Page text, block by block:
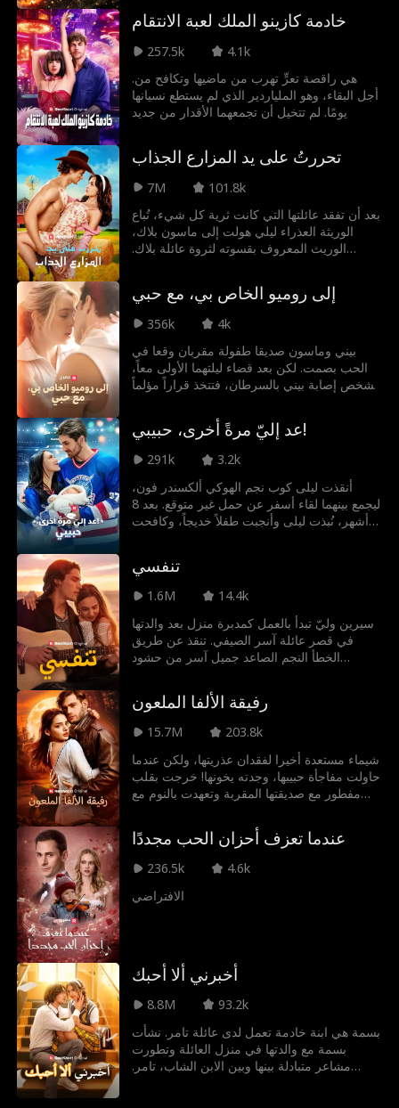
الشرارات بينها وبين فريد كاظم، الشاب الأعمى
الذي يتمتع بجاذبية ساحرة. عندما تكتشف اللعنة
التي تحرمه من بصره، يتفقان على صفقة: إذا
تمكنت من علاجه واستعادة بصره، فسيفعل أي
شيء تطلبه. لكن أروى ستواجه صدمة ثقافية في
حياتها عندما تتعلم أن "النوم معًا" لا يعني ما كانت
تظنه
خادمة كازينو الملك لعبة الانتقام
257.5k
4.1k
.هي راقصة تعرٍّ تهرب من ماضيها وتكافح من
أجل البقاء، وهو الملياردير الذي لم يستطع نسيانها
يومًا. لم تتخيل أن تجمعهما الأقدار من جديد
تحررتُ على يد المزارع الجذاب
7M
101.8k
بعد أن تفقد عائلتها التي كانت ثرية كل شيء، تُباع
الوريثة العذراء ليلي هولت إلى ماسون بلاك،
الوريث المعروف بقسوته لثروة عائلة بلاك.
ماسون في ليلة زواجهما المزيف لتصطدم بكال
فوستر، مزارع لطيف وجذاب يقع في حبها من
النظرة الأولى. لكن عندما يكتشف كال أن الرجل
الذي تهرب منه ليلي هو مالك الأرض وغريمه
القديم، يقرر المخاطرة بحياته ومصدر رزقه
لحمايتها.
إلى روميو الخاص بي، مع حبي
356k
4k
بيني وماسون صديقا طفولة مقربان وقعا في
الحب بصمت. لكن بعد قضاء ليلتهما الأولى معاً،
تُشخص إصابة بيني بالسرطان، فتتخذ قراراً مؤلماً
عد إليّ مرةً أخرى، حبيبي!
291k
3.2k
أنقذت ليلى كوب نجم الهوكي ألكسندر فون،
ليجمع بينهما لقاء أسفر عن حمل غير متوقع. بعد 8
أشهر، نُبذت ليلى وأنجبت طفلاً خديجاً، وكافحت
سيجدهما قبل فوات الأوان؟
تنفسي
1.6M
14.4k
سيرين وليّ تبدأ بالعمل كمدبرة منزل بعد والدتها
في قصر عائلة آسر الصيفي. تنقذ عن طريق
الخطأ النجم الصاعد جميل آسر من حشود
الممنوع، والانجذاب الساحر، والغيرة القاتلة.
تنغمس سيرين في حياة جميل المبهرة والخطرة.
بينما يقف في طريقهم خطر الشهرة، والغدر،
والتشهير، وانفطار القلب. عندما تبدأ سيرين
باستكشاف من تكون بعيدًا عن تلك الفوضى يجب
عليهما أن يقررا إذا كان حبهما سينجو من وهج
الشهرة.
رفيقة الألفا الملعون
15.7M
203.8k
شيماء مستعدة أخيرا لفقدان عذريتها، ولكن عندما
حاولت مفاجأة حبيبها، وجدته يخونها! خرجت بقلب
مفطور مع صديقتها المقربة وتعهدت بالنوم مع
يكون الانجذاب بينهما البشر والمستذئب فوريا
مثيرا محظورا. لكن هذه ليست المشكلة الوحيدة،
مالك مصاب بلعنة، وإذا لم يَسِم شيماء كشريكته
عندما تعزف أحزان الحب مجددًا
236.5k
4.6k
الافتراضي
أخبرني ألا أحبك
8.8M
93.2k
بسمة هي ابنة خادمة تعمل لدى عائلة تامر. نشأت
بسمة مع والدتها في منزل العائلة وتطورت
مشاعر متبادلة بينها وبين الابن الشاب، تامر.